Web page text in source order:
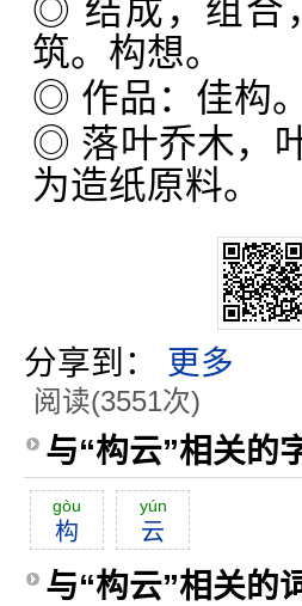
◎ 结成，组合
筑。构想。
◎ 作品：佳构。
◎ 落叶乔木，
为造纸原料。
分享到： 更多
阅读(3551次)
与“构云”相关的
gòu
构
yún
云
与“构云”相关的